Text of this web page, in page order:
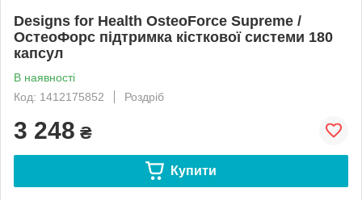
Designs for Health OsteoForce Supreme /
ОстеоФорс підтримка кісткової системи 180
капсул
В наявності
Код: 1412175852
Роздріб
3 248 ₴
Купити